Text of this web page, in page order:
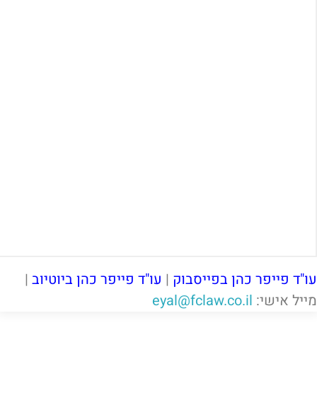
עו"ד פייפר כהן בפייסבוק | עו"ד פייפר כהן ביוטיוב |
מייל אישי: eyal@fclaw.co.il